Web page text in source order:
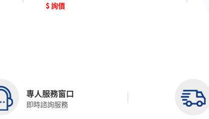
$ 詢價
專人服務窗口
即時諮詢服務